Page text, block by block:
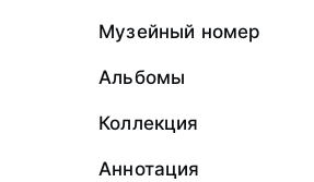
Музейный номер
Альбомы
Коллекция
Аннотация